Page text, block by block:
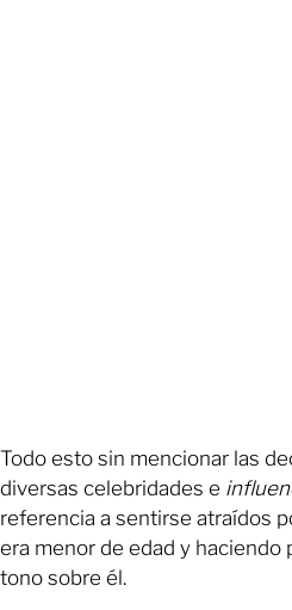
Todo esto sin mencionar las
diversas celebridades e
referencia a sentirse atraídos
era menor de edad y haciendo
tono sobre él.